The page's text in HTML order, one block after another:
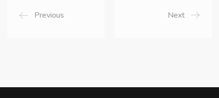
Previous Next